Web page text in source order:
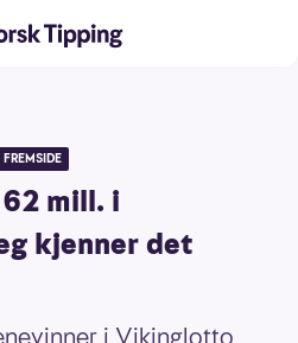
FREMSIDE
mill. i
kjenner det